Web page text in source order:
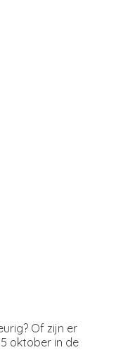
Of zijn er
oktober in de